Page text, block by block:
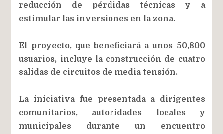
reducción de pérdidas técnicas y a
estimular las inversiones en la zona.
El proyecto, que beneficiará a unos 50,800
usuarios, incluye la construcción de cuatro
salidas de circuitos de media tensión.
La iniciativa fue presentada a dirigentes
comunitarios, autoridades locales y
municipales durante un encuentro